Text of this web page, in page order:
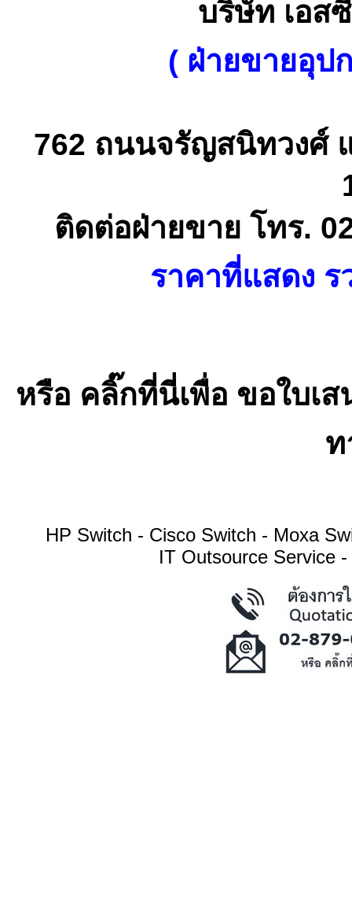
บริษัท เอส
( ฝ่ายขายอุป
762 ถนนจรัญสนิทวงศ์
ติดต่อฝ่ายขาย โทร.
ราคาที่แสดง
หรือ คลิ๊กที่นี่เพื่อ ขอใบเ
ท
HP Switch - Cisco Switch - Moxa
IT Outsource Service